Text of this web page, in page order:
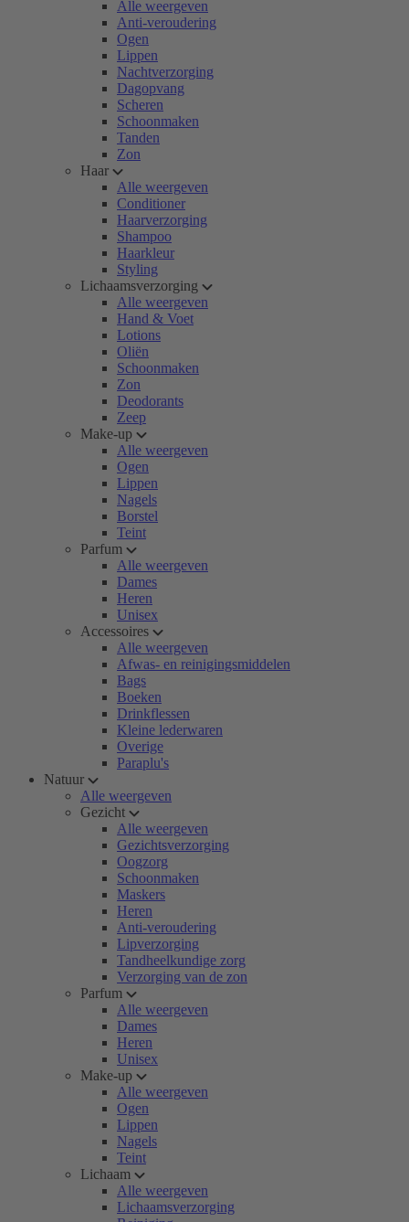
Alle weergeven
Anti-veroudering
Ogen
Lippen
Nachtverzorging
Dagopvang
Scheren
Schoonmaken
Tanden
Zon
Haar
Alle weergeven
Conditioner
Haarverzorging
Shampoo
Haarkleur
Styling
Lichaamsverzorging
Alle weergeven
Hand & Voet
Lotions
Oliën
Schoonmaken
Zon
Deodorants
Zeep
Make-up
Alle weergeven
Ogen
Lippen
Nagels
Borstel
Teint
Parfum
Alle weergeven
Dames
Heren
Unisex
Accessoires
Alle weergeven
Afwas- en reinigingsmiddelen
Bags
Boeken
Drinkflessen
Kleine lederwaren
Overige
Paraplu's
Natuur
Alle weergeven
Gezicht
Alle weergeven
Gezichtsverzorging
Oogzorg
Schoonmaken
Maskers
Heren
Anti-veroudering
Lipverzorging
Tandheelkundige zorg
Verzorging van de zon
Parfum
Alle weergeven
Dames
Heren
Unisex
Make-up
Alle weergeven
Ogen
Lippen
Nagels
Teint
Lichaam
Alle weergeven
Lichaamsverzorging